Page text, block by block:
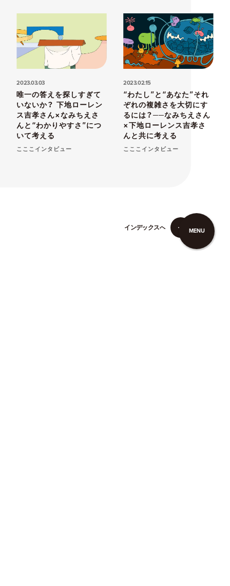
2023.03.03
唯一の答えを探しすぎて
いないか？ 下地ローレン
ス吉孝さん×なみちえさ
んと“わかりやすさ”につ
いて考える
こここインタビュー
2023.02.15
“わたし”と“あなた”それ
ぞれの複雑さを大切にす
るには？──なみちえさん
×下地ローレンス吉孝さ
んと共に考える
こここインタビュー
インデックスへ
MENU